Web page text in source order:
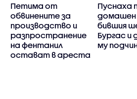
Петима от
обвинените за
производство и
разпространение
на фентанил
остават в ареста
Пуснаха
бившия
Бургас
му